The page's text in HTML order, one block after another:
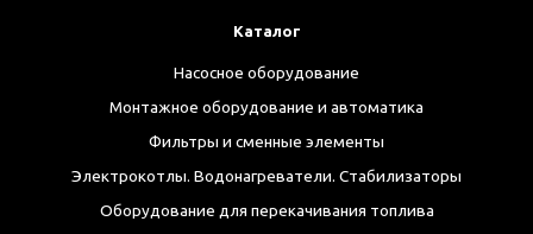
Каталог
Насосное оборудование
Монтажное оборудование и автоматика
Фильтры и сменные элементы
Электрокотлы. Водонагреватели. Стабилизаторы
Оборудование для перекачивания топлива